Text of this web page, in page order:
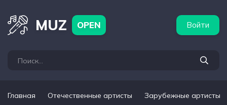
MUZ OPEN Войти
Главная Отечественные артисты Зарубежные артисты
артисты Популярные подборки